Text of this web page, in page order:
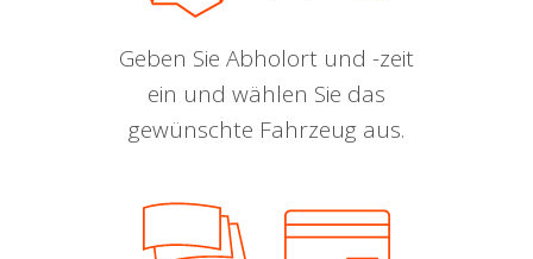
Geben Sie Abholort und -zeit
ein und wählen Sie das
gewünschte Fahrzeug aus.